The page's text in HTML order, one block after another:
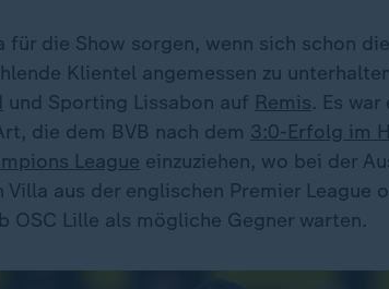
für die Show sorgen, wenn sich schon
Klientel angemessen zu
und Sporting Lissabon auf Remis. Es
die dem BVB nach dem 3:0-Erfolg im
League einzuziehen, wo bei der
aus der englischen Premier League
OSC Lille als mögliche Gegner warten.